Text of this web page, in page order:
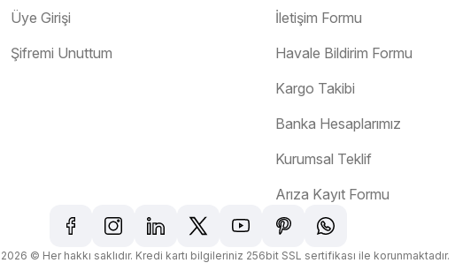
Üye Girişi
Şifremi Unuttum
İletişim Formu
Havale Bildirim Formu
Kargo Takibi
Banka Hesaplarımız
Kurumsal Teklif
Arıza Kayıt Formu
© Her hakkı saklıdır. Kredi kartı bilgileriniz 256bit SSL sertifikası ile korunmaktadır.